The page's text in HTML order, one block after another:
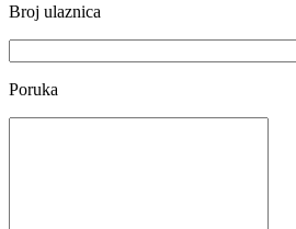
Broj ulaznica
Poruka